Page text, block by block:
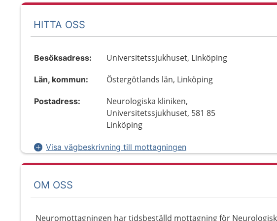
HITTA OSS
Besöksadress: Universitetssjukhuset, Linköping
Län, kommun: Östergötlands län, Linköping
Postadress:
Neurologiska kliniken,
Universitetssjukhuset, 581 85
Linköping
Visa vägbeskrivning till mottagningen
OM OSS
Neuromottagningen har tidsbeställd mottagning för